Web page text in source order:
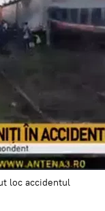
loc accidentul